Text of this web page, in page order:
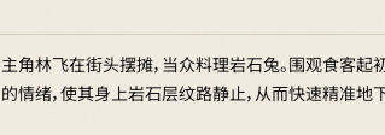
主角林飞在街头摆摊，当众料理岩石兔。围观食客
的情绪，使其身上岩石层纹路静止，从而快速精准地